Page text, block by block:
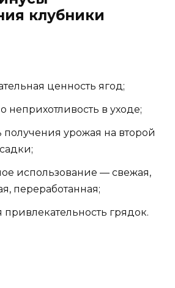
клубники
ценность ягод;
неприхотливость в уходе;
получения урожая на второй
использование — свежая,
переработанная;
привлекательность грядок.